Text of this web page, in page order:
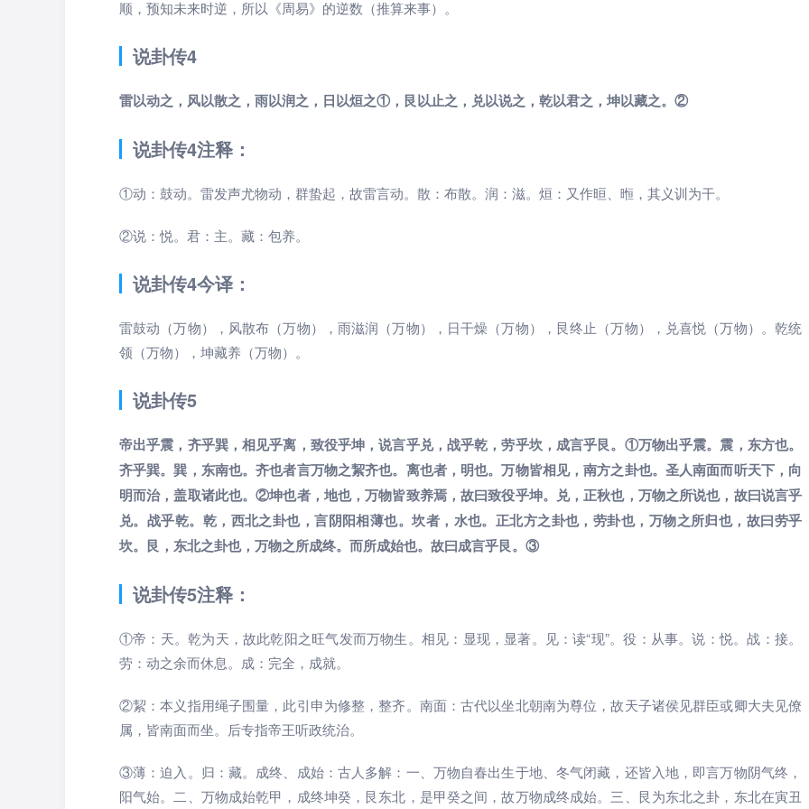
顺，预知未来时逆，所以《周易》的逆数（推算来事）。
说卦传4
雷以动之，风以散之，雨以润之，日以烜之①，艮以止之，兑以说之，乾以君之，坤以藏之。②
说卦传4注释：
①动：鼓动。雷发声尤物动，群蛰起，故雷言动。散：布散。润：滋。烜：又作晅、暅，其义训为干。
②说：悦。君：主。藏：包养。
说卦传4今译：
雷鼓动（万物），风散布（万物），雨滋润（万物），日干燥（万物），艮终止（万物），兑喜悦（万物）。乾统
领（万物），坤藏养（万物）。
说卦传5
帝出乎震，齐乎巽，相见乎离，致役乎坤，说言乎兑，战乎乾，劳乎坎，成言乎艮。①万物出乎震。震，东方也。
齐乎巽。巽，东南也。齐也者言万物之絜齐也。离也者，明也。万物皆相见，南方之卦也。圣人南面而听天下，向
明而治，盖取诸此也。②坤也者，地也，万物皆致养焉，故曰致役乎坤。兑，正秋也，万物之所说也，故曰说言乎
兑。战乎乾。乾，西北之卦也，言阴阳相薄也。坎者，水也。正北方之卦也，劳卦也，万物之所归也，故曰劳乎
坎。艮，东北之卦也，万物之所成终。而所成始也。故曰成言乎艮。③
说卦传5注释：
①帝：天。乾为天，故此乾阳之旺气发而万物生。相见：显现，显著。见：读“现”。役：从事。说：悦。战：接。
劳：动之余而休息。成：完全，成就。
②絜：本义指用绳子围量，此引申为修整，整齐。南面：古代以坐北朝南为尊位，故天子诸侯见群臣或卿大夫见僚
属，皆南面而坐。后专指帝王听政统治。
③薄：迫入。归：藏。成终、成始：古人多解：一、万物自春出生于地、冬气闭藏，还皆入地，即言万物阴气终，
阳气始。二、万物成始乾甲，成终坤癸，艮东北，是甲癸之间，故万物成终成始。三、艮为东北之卦，东北在寅丑